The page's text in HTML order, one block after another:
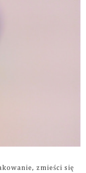
zmieści się